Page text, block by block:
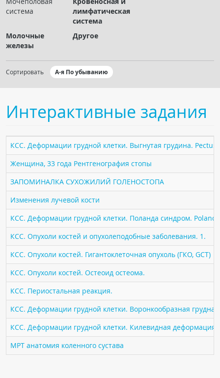
Публикации
Журнал "Лучевая диагностика и терапия"
ПАЦИЕНТАМ
Где пройти обследование
Компьютерная томография (КТ)
Магнитно-резонансная томография (МРТ)
Спросить врача
ПОМОЩЬ
система
лимфатическая
система
Молочные
железы
Другое
Сортировать А-я По убыванию
Интерактивные задания
КСС. Деформации грудной клетки. Выгнутая грудина. Pectus
Женщина, 33 года Рентгенография стопы
ЗАПОМИНАЛКА СУХОЖИЛИЙ ГОЛЕНОСТОПА
Изменения лучевой кости
КСС. Деформации грудной клетки. Поланда синдром. Poland
КСС. Опухоли костей и опухолеподобные заболевания. 1.
КСС. Опухоли костей. Гигантоклеточная опухоль (ГКО, GCT)
КСС. Опухоли костей. Остеоид остеома.
КСС. Периостальная реакция.
КСС. Деформации грудной клетки. Воронкообразная
КСС. Деформации грудной клетки. Килевидная деформация
МРТ анатомия коленного сустава